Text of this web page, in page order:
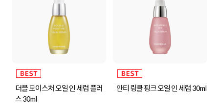
더블 모이스처 오일 인 세럼 플러
스 30ml
안티 링클 핑크 오일 인 세럼 30ml